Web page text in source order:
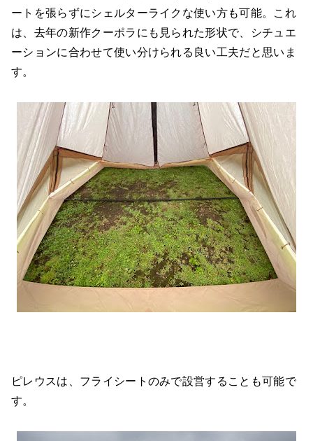
ートを張らずにシェルターライクな使い方も可能。これ
は、去年の新作クーポラにも見られた形状で、シチュエ
ーションに合わせて使い分けられる良い工夫だと思いま
す。
ピレウスは、フライシートのみで設営することも可能で
す。